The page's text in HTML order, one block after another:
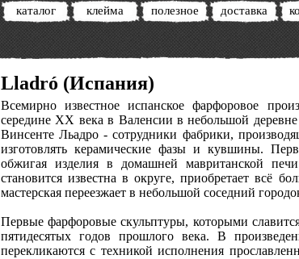
каталог клейма полезное доставка
Lladró (Испания)
Всемирно известное испанское фарфоровое
середине XX века в Валенсии в небольшой
Винсенте Льадро - сотрудники фабрики,
изготовлять керамические фазы и кувшины.
обжигая изделия в домашней мавританской
становится известна в округе, приобретает всё
мастерская переезжает в небольшой соседний
Первые фарфоровые скульптуры, которыми
пятидесятых годов прошлого века. В
перекликаются с техникой исполнения